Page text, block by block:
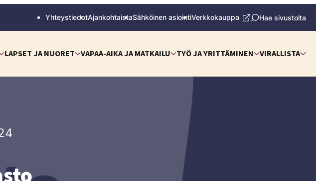
YhteystiedotAjankohtaistaSähköinen asiointiVerkkokauppa Hae sivustolta
LAPSET JA NUORET VAPAA-AIKA JA MATKAILU TYÖ JA YRITTÄMINEN VIRALLISTA